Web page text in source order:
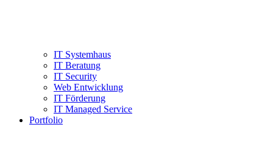
IT Systemhaus
IT Beratung
IT Security
Web Entwicklung
IT Förderung
IT Managed Service
Portfolio